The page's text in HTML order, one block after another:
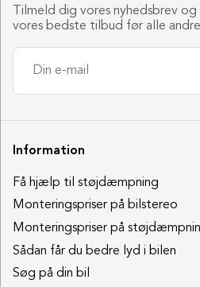
Tilmeld dig vores nyhedsbrev
vores bedste tilbud før alle
Information
Få hjælp til støjdæmpning
Monteringspriser på bilstereo
Monteringspriser på
Sådan får du bedre lyd i bilen
Søg på din bil